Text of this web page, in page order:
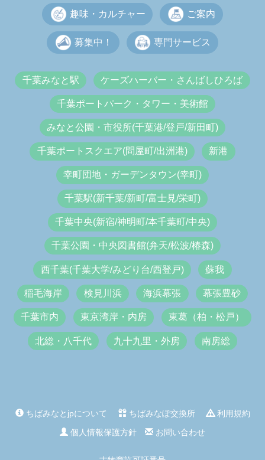
趣味・カルチャー ご案内
募集中！ 専門サービス
千葉みなと駅 ケーズハーバー・さんばしひろば
千葉ポートパーク・タワー・美術館
みなと公園・市役所(千葉港/登戸/新田町)
千葉ポートスクエア(問屋町/出洲港) 新港
幸町団地・ガーデンタウン(幸町)
千葉駅(新千葉/新町/富士見/栄町)
千葉中央(新宿/神明町/本千葉町/中央)
千葉公園・中央図書館(弁天/松波/椿森)
西千葉(千葉大学/みどり台/西登戸) 蘇我
稲毛海岸 検見川浜 海浜幕張 幕張豊砂
千葉市内 東京湾岸・内房 東葛（柏・松戸）
北総・八千代 九十九里・外房 南房総
ちばみなとjpについて ちばみなぽ交換所
利用規約
個人情報保護方針
お問い合わせ